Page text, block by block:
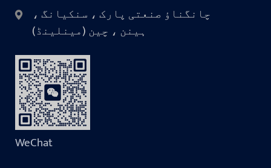
چانگناؤ صنعتی پارک ، سنکیانگ ،
ہینن ، چین (مینلینڈ)
WeChat